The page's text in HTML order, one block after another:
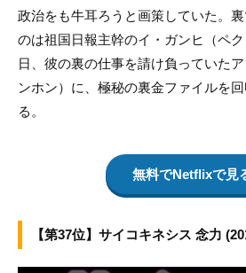
政治をも牛耳ろうと画策していた。
のは祖国日報主幹のイ・ガンヒ（ペ
日、彼の裏の仕事を請け負っていた
ンホン）に、極秘の裏金ファイルを
る。
無料でNetflixで見
【第37位】サイコキネシス 念力